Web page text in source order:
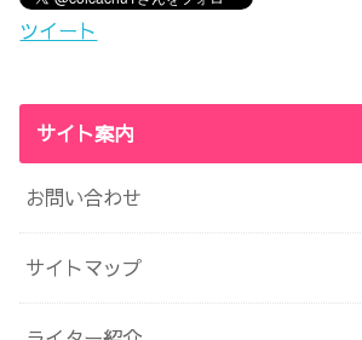
ツイート
サイト案内
お問い合わせ
サイトマップ